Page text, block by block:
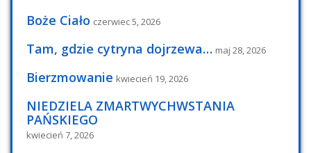
Boże Ciało czerwiec 5, 2026
Tam, gdzie cytryna dojrzewa… maj 28, 2026
Bierzmowanie kwiecień 19, 2026
NIEDZIELA ZMARTWYCHWSTANIA
PAŃSKIEGO
kwiecień 7, 2026